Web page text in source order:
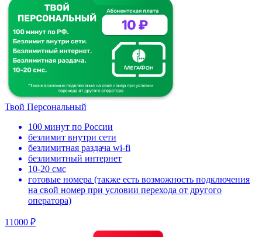
Твой Персональный
100 минут по России
безлимит внутри сети
безлимитная раздача wi-fi
безлимитный интернет
10-20 смс
готовые номера (также есть возможность подключения
на свой номер при условии перехода от другого
оператора)
11000 ₽